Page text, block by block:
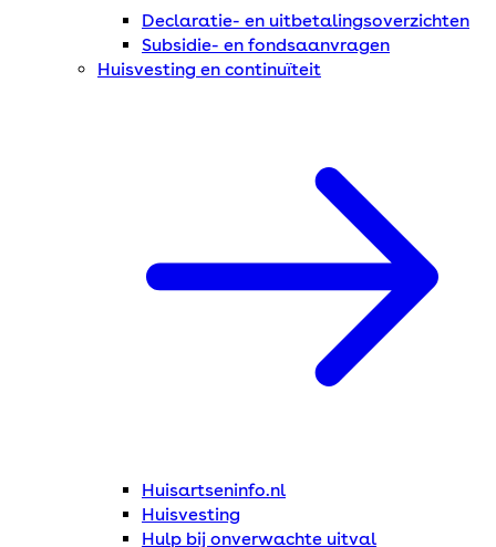
Declaratie- en uitbetalingsoverzichten
Subsidie- en fondsaanvragen
Huisvesting en continuïteit
Huisartseninfo.nl
Huisvesting
Hulp bij onverwachte uitval